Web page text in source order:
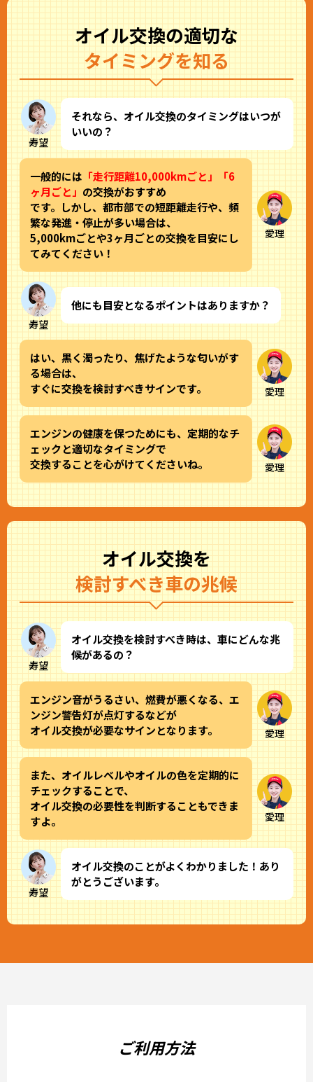
オイル交換の適切な
タイミングを知る
寿望
それなら、オイル交換のタイミングはいつが
いいの？
愛理
一般的には 「走行距離10,000kmごと」「6
ヶ月ごと」 の交換がおすすめ
です。しかし、都市部での短距離走行や、頻
繁な発進・停止が多い場合は、
5,000kmごとや3ヶ月ごとの交換を目安にし
てみてください！
寿望
他にも目安となるポイントはありますか？
愛理
はい、黒く濁ったり、焦げたような匂いがす
る場合は、
すぐに交換を検討すべきサインです。
愛理
エンジンの健康を保つためにも、定期的なチ
ェックと適切なタイミングで
交換することを心がけてくださいね。
オイル交換を
検討すべき車の兆候
寿望
オイル交換を検討すべき時は、車にどんな兆
候があるの？
愛理
エンジン音がうるさい、燃費が悪くなる、エ
ンジン警告灯が点灯するなどが
オイル交換が必要なサインとなります。
愛理
また、オイルレベルやオイルの色を定期的に
チェックすることで、
オイル交換の必要性を判断することもできま
すよ。
寿望
オイル交換のことがよくわかりました！あり
がとうございます。
ご利用方法